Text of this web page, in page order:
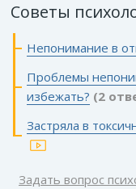
Советы
Непонимание в
Проблемы
избежать? (2
Застряла в
Задать вопрос